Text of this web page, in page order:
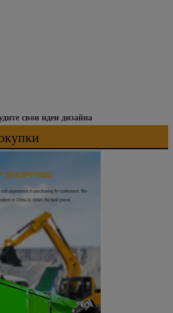
свои идеи дизайна